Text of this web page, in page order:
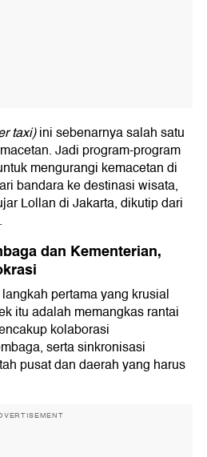
taxi)ini sebenarnya salah satu
Jadi program-program
mengurangi kemacetan di
bandara ke destinasi wisata,
Lollan di Jakarta, dikutip dari
dan Kementerian,
pertama yang krusial
itu adalah memangkas rantai
kolaborasi
serta sinkronisasi
pusat dan daerah yang harus